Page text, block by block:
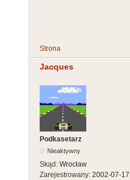
Strona
Jacques
Podkasetarz
Nieaktywny
Skąd: Wrocław
Zarejestrowany: 2002-07-17